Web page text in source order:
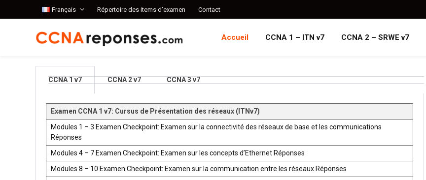
Français Répertoire des items d’examen Contact
Accueil CCNA 1 – ITN v7 CCNA 2 – SRWE v7
CCNA 1 v7 CCNA 2 v7 CCNA 3 v7
Examen CCNA 1 v7: Cursus de Présentation des réseaux (ITNv7)
Modules 1 – 3 Examen Checkpoint: Examen sur la connectivité des réseaux de base et les communications
Réponses
Modules 4 – 7 Examen Checkpoint: Examen sur les concepts d’Ethernet Réponses
Modules 8 – 10 Examen Checkpoint: Examen sur la communication entre les réseaux Réponses